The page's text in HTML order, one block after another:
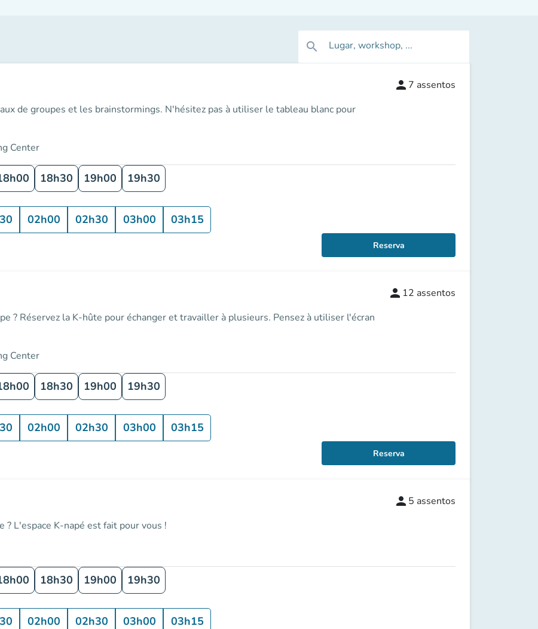
search Lugar, workshop, ...
de groupes et les brainstormings. N'hésitez pas à utiliser le tableau blanc pour
Center
person 7 assentos
18h30 19h00 19h30
02h00 02h30 03h00 03h15
Reserva
? Réservez la K-hûte pour échanger et travailler à plusieurs. Pensez à utiliser l'écran
Center
person 12 assentos
18h30 19h00 19h30
02h00 02h30 03h00 03h15
Reserva
L'espace K-napé est fait pour vous !
person 5 assentos
18h30 19h00 19h30
02h00 02h30 03h00 03h15